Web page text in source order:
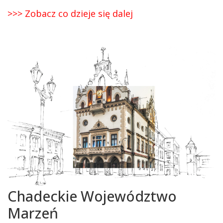
>>> Zobacz co dzieje się dalej
Chadeckie Województwo
Marzeń